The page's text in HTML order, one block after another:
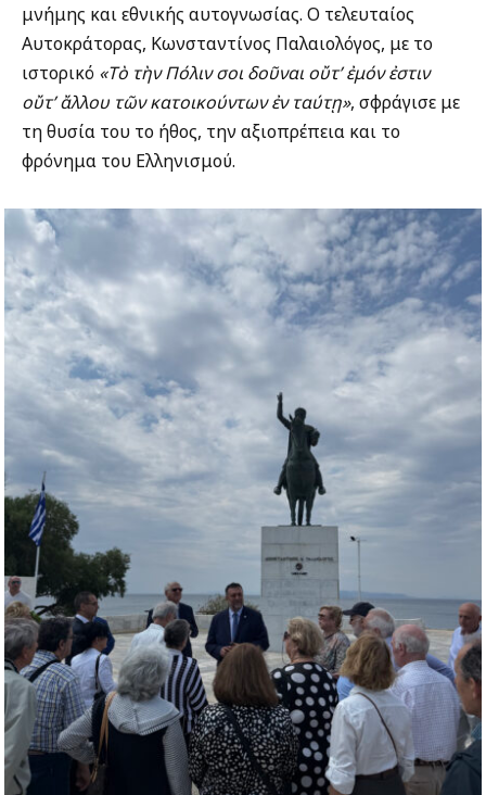
μνήμης και εθνικής αυτογνωσίας. Ο τελευταίος
Αυτοκράτορας, Κωνσταντίνος Παλαιολόγος, με το
ιστορικό «Τὸ τὴν Πόλιν σοι δοῦναι οὔτ’ ἐμόν ἐστιν
οὔτ’ ἄλλου τῶν κατοικούντων ἐν ταύτῃ», σφράγισε με
τη θυσία του το ήθος, την αξιοπρέπεια και το
φρόνημα του Ελληνισμού.